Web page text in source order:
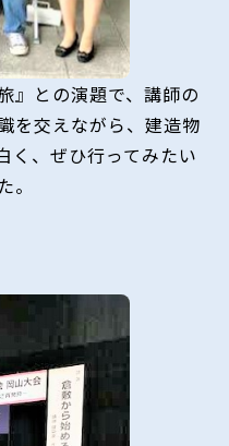
』との演題で、講師の
を交えながら、建造物
く、ぜひ行ってみたい